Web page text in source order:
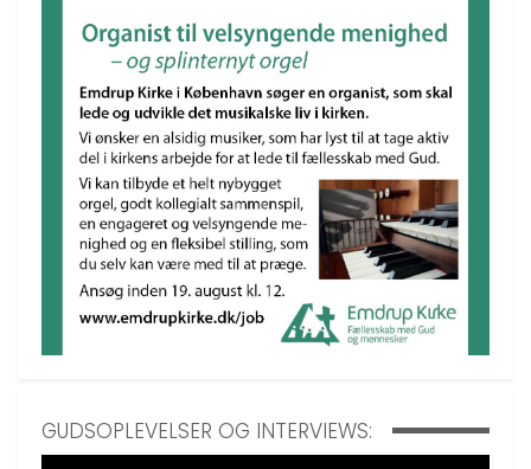
GUDSOPLEVELSER OG INTERVIEWS: